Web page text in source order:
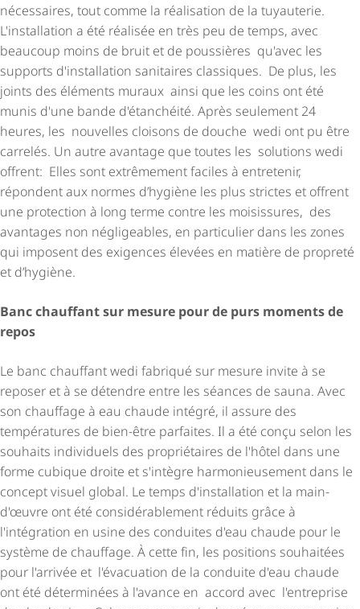
nécessaires, tout comme la réalisation de la tuyauterie.
L'installation a été réalisée en très peu de temps, avec
beaucoup moins de bruit et de poussières qu'avec les
supports d'installation sanitaires classiques. De plus, les
joints des éléments muraux ainsi que les coins ont été
munis d'une bande d'étanchéité. Après seulement 24
heures, les nouvelles cloisons de douche wedi ont pu être
carrelés. Un autre avantage que toutes les solutions wedi
offrent: Elles sont extrêmement faciles à entretenir,
répondent aux normes d’hygiène les plus strictes et offrent
une protection à long terme contre les moisissures, des
avantages non négligeables, en particulier dans les zones
qui imposent des exigences élevées en matière de propreté
et d’hygiène.
Banc chauffant sur mesure pour de purs moments de
repos
Le banc chauffant wedi fabriqué sur mesure invite à se
reposer et à se détendre entre les séances de sauna. Avec
son chauffage à eau chaude intégré, il assure des
températures de bien-être parfaites. Il a été conçu selon les
souhaits individuels des propriétaires de l'hôtel dans une
forme cubique droite et s'intègre harmo­nieu­se­ment dans le
concept visuel global. Le temps d'installation et la main-
d'œuvre ont été consi­dé­ra­ble­ment réduits grâce à
l'intégration en usine des conduites d'eau chaude pour le
système de chauffage. À cette fin, les positions souhaitées
pour l'arrivée et l'évacuation de la conduite d'eau chaude
ont été déterminées à l'avance en accord avec l'entreprise